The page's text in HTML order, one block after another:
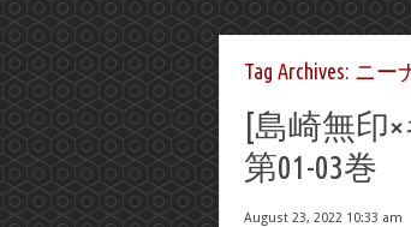
Tag Archives: ニー
[島崎無印
第01-03巻
August 23, 2022 10:33 am